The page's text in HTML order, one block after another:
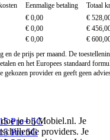
Pro+ 5G
Pro 5G
Eenmalige betaling
Totaal
€ 0,00
€
€ 0,00
€
€ 0,00
€
en de prijs per maand. De
en het Europees standaard
provider en geeft geen
je bij Mobiel.nl. Je
providers. Je